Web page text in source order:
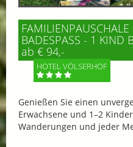
BADESPASS - 1 KIND
ab € 94,-
HOTEL VÖLSERHOF
Genießen Sie einen
Erwachsene und 1–2
Wanderungen und jeder